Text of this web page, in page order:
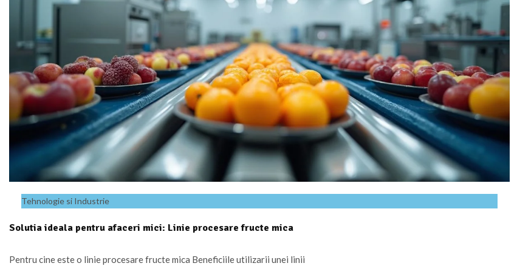
Tehnologie si Industrie
Solutia ideala pentru afaceri mici: Linie procesare fructe mica
Pentru cine este o linie procesare fructe mica Beneficiile utilizarii unei linii